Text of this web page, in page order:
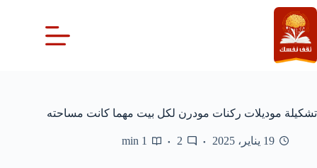
التجاوز
إلى
المحتوى
تشكيلة موديلات ركنات مودرن لكل بيت مهما كانت مساحته
19 يناير، 2025 2
1 min